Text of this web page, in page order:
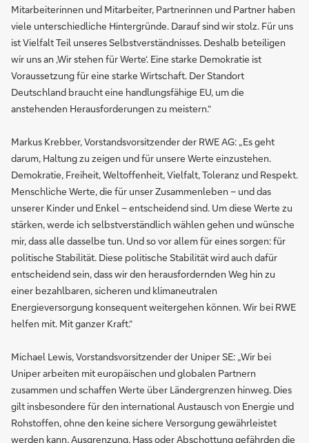
Mitarbeiterinnen und Mitarbeiter, Partnerinnen und Partner haben
viele unterschiedliche Hintergründe. Darauf sind wir stolz. Für uns
ist Vielfalt Teil unseres Selbstverständnisses. Deshalb beteiligen
wir uns an ‚Wir stehen für Werte‘. Eine starke Demokratie ist
Voraussetzung für eine starke Wirtschaft. Der Standort
Deutschland braucht eine handlungsfähige EU, um die
anstehenden Herausforderungen zu meistern.“
Markus Krebber, Vorstandsvorsitzender der RWE AG: „Es geht
darum, Haltung zu zeigen und für unsere Werte einzustehen.
Demokratie, Freiheit, Weltoffenheit, Vielfalt, Toleranz und Respekt.
Menschliche Werte, die für unser Zusammenleben – und das
unserer Kinder und Enkel – entscheidend sind. Um diese Werte zu
stärken, werde ich selbstverständlich wählen gehen und wünsche
mir, dass alle dasselbe tun. Und so vor allem für eines sorgen: für
politische Stabilität. Diese politische Stabilität wird auch dafür
entscheidend sein, dass wir den herausfordernden Weg hin zu
einer bezahlbaren, sicheren und klimaneutralen
Energieversorgung konsequent weitergehen können. Wir bei RWE
helfen mit. Mit ganzer Kraft.“
Michael Lewis, Vorstandsvorsitzender der Uniper SE: „Wir bei
Uniper arbeiten mit europäischen und globalen Partnern
zusammen und schaffen Werte über Ländergrenzen hinweg. Dies
gilt insbesondere für den international Austausch von Energie und
Rohstoffen, ohne den keine sichere Versorgung gewährleistet
werden kann. Ausgrenzung, Hass oder Abschottung gefährden die